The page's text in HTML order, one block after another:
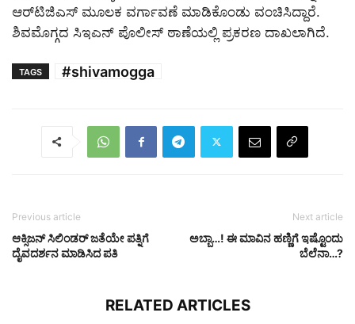
ಆರ್‌ಟಿಜಿಎಸ್ ಮೂಲಕ ವರ್ಗಾವಣೆ ಮಾಡಿಕೊಂಡು ವಂಚಿಸಿದ್ದಾರೆ.
ಶಿವಮೊಗ್ಗದ ಸಿಇಎನ್ ಪೊಲೀಸ್ ಠಾಣೆಯಲ್ಲಿ ಪ್ರಕರಣ ದಾಖಲಾಗಿದೆ.
TAGS #shivamogga
Previous article
ಆಕ್ಸಿಜನ್‌ ಸಿಲಿಂಡರ್‌ ಜತೆಯೇ ಪತ್ನಿಗೆ
ದೈವದರ್ಶನ ಮಾಡಿಸಿದ ಪತಿ
Next article
ಅಬ್ಬಾ…! ಈ ಮಾವಿನ ಹಣ್ಣಿಗೆ ಇಷ್ಟೊಂದು
ಬೆಲೆನಾ…?
RELATED ARTICLES